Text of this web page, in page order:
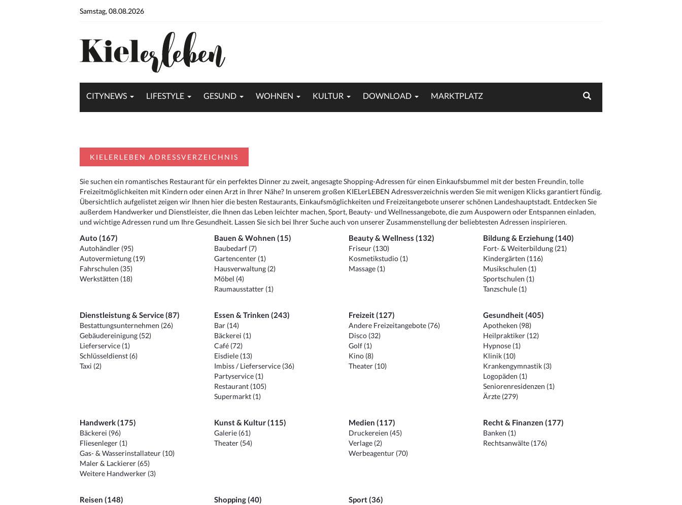
Samstag, 08.08.2026
CITYNEWS LIFESTYLE GESUND WOHNEN KULTUR DOWNLOAD MARKTPLATZ
KIELERLEBEN ADRESSVERZEICHNIS
Sie suchen ein romantisches Restaurant für ein perfektes Dinner zu zweit, angesagte Shopping-Adressen für einen Einkaufsbummel mit der besten Freundin, tolle
Freizeitmöglichkeiten mit Kindern oder einen Arzt in Ihrer Nähe? In unserem großen KIELerLEBEN Adressverzeichnis werden Sie mit wenigen Klicks garantiert fündig.
Übersichtlich aufgelistet zeigen wir Ihnen hier die besten Restaurants, Einkaufsmöglichkeiten und Freizeitangebote unserer schönen Landeshauptstadt. Entdecken Sie
außerdem Handwerker und Dienstleister, die Ihnen das Leben leichter machen, Sport, Beauty- und Wellnessangebote, die zum Auspowern oder Entspannen einladen,
und wichtige Adressen rund um Ihre Gesundheit. Lassen Sie sich bei Ihrer Suche auch von unserer Zusammenstellung der beliebtesten Adressen inspirieren.
Auto (167)
Autohändler (95)
Autovermietung (19)
Fahrschulen (35)
Werkstätten (18)
Bauen & Wohnen (15)
Baubedarf (7)
Gartencenter (1)
Hausverwaltung (2)
Möbel (4)
Raumausstatter (1)
Beauty & Wellness (132)
Friseur (130)
Kosmetikstudio (1)
Massage (1)
Bildung & Erziehung (140)
Fort- & Weiterbildung (21)
Kindergärten (116)
Musikschulen (1)
Sportschulen (1)
Tanzschule (1)
Dienstleistung & Service (87)
Bestattungsunternehmen (26)
Gebäudereinigung (52)
Lieferservice (1)
Schlüsseldienst (6)
Taxi (2)
Essen & Trinken (243)
Bar (14)
Bäckerei (1)
Café (72)
Eisdiele (13)
Imbiss / Lieferservice (36)
Partyservice (1)
Restaurant (105)
Supermarkt (1)
Freizeit (127)
Andere Freizeitangebote (76)
Disco (32)
Golf (1)
Kino (8)
Theater (10)
Gesundheit (405)
Apotheken (98)
Heilpraktiker (12)
Hypnose (1)
Klinik (10)
Krankengymnastik (3)
Logopäden (1)
Seniorenresidenzen (1)
Ärzte (279)
Handwerk (175)
Bäckerei (96)
Fliesenleger (1)
Gas- & Wasserinstallateur (10)
Maler & Lackierer (65)
Weitere Handwerker (3)
Kunst & Kultur (115)
Galerie (61)
Theater (54)
Medien (117)
Druckereien (45)
Verlage (2)
Werbeagentur (70)
Recht & Finanzen (177)
Banken (1)
Rechtsanwälte (176)
Reisen (148) Shopping (40) Sport (36)